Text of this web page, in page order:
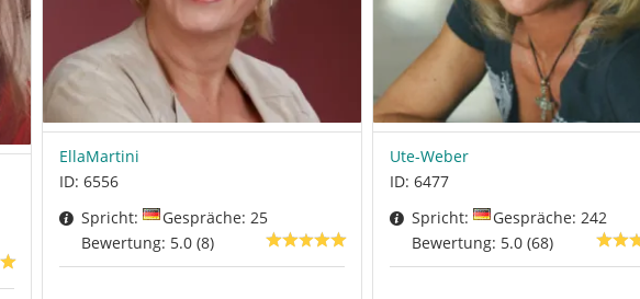
EllaMartini
ID: 6556
Spricht:
Gespräche: 25
Bewertung: 5.0 (8)
Ute-Weber
ID: 6477
Spricht:
Gespräche: 242
Bewertung: 5.0 (68)